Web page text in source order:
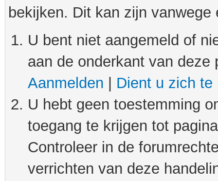
bekijken. Dit kan zijn
U bent niet aangemeld of
aan de onderkant van
Aanmelden
Dient u zich te
U hebt geen toestemming
toegang te krijgen tot
Controleer in de
verrichten van deze